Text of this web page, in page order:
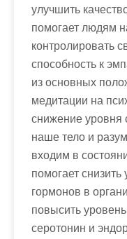
улучшить
помогает людям
контролировать
способность к
из основных
медитации на
снижение уровня
наше тело и
входим в
помогает
гормонов в
повысить
серотонин и